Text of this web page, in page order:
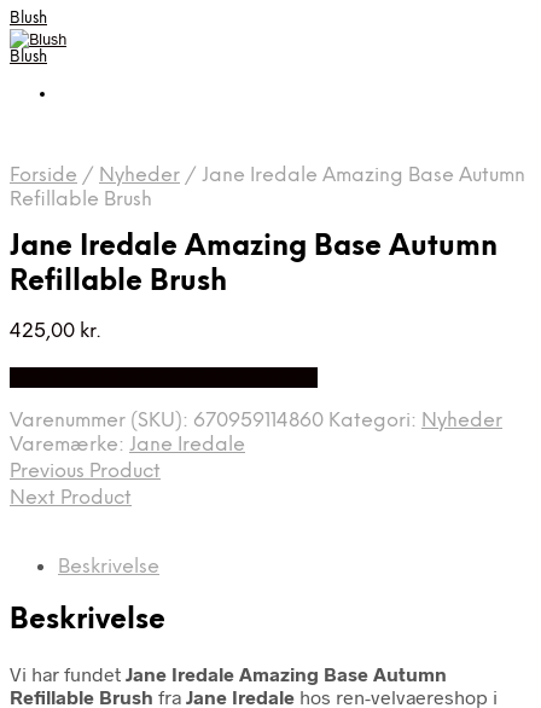
Blush
Blush
Forside / Nyheder / Jane Iredale Amazing Base Autumn
Refillable Brush
Jane Iredale Amazing Base Autumn
Refillable Brush
425,00 kr.
Varenummer (SKU): 670959114860 Kategori: Nyheder
Varemærke: Jane Iredale
Previous Product
Next Product
Beskrivelse
Beskrivelse
Vi har fundet Jane Iredale Amazing Base Autumn
Refillable Brush fra Jane Iredale hos ren-velvaereshop i